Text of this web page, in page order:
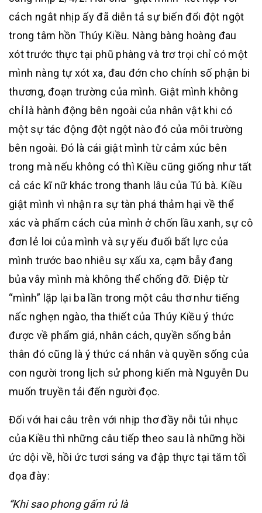
cách ngắt nhịp ấy đã diễn tả sự biến đổi đột ngột
trong tâm hồn Thúy Kiều. Nàng bàng hoàng đau
xót trước thực tại phũ phàng và trơ trọi chỉ có một
mình nàng tự xót xa, đau đớn cho chính số phận bi
thương, đoạn trường của mình. Giật mình không
chỉ là hành động bên ngoài của nhân vật khi có
một sự tác động đột ngột nào đó của môi trường
bên ngoài. Đó là cái giật mình từ cảm xúc bên
trong mà nếu không có thì Kiều cũng giống như tất
cả các kĩ nữ khác trong thanh lâu của Tú bà. Kiều
giật mình vì nhận ra sự tàn phá thảm hại về thể
xác và phẩm cách của mình ở chốn lầu xanh, sự cô
đơn lẻ loi của mình và sự yếu đuối bất lực của
mình trước bao nhiêu sự xấu xa, cạm bẫy đang
bủa vây mình mà không thể chống đỡ. Điệp từ
“mình” lặp lại ba lần trong một câu thơ như tiếng
nấc nghẹn ngào, tha thiết của Thúy Kiều ý thức
được về phẩm giá, nhân cách, quyền sống bản
thân đó cũng là ý thức cá nhân và quyền sống của
con người trong lịch sử phong kiến mà Nguyễn Du
muốn truyền tải đến người đọc.
Đối với hai câu trên với nhịp thơ đầy nỗi tủi nhục
của Kiều thì những câu tiếp theo sau là những hồi
ức dội về, hồi ức tươi sáng va đập thực tại tăm tối
đọa đày:
“Khi sao phong gấm rủ là